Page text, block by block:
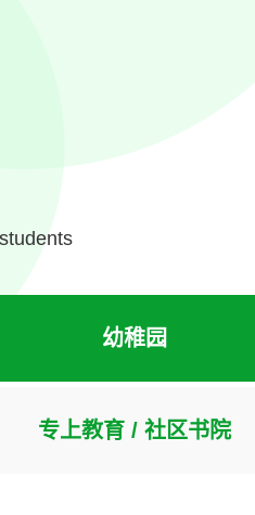
幼稚园
专上教育 / 社区书院